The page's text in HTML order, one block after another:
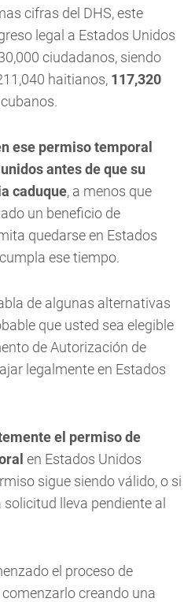
cifras del DHS, este
legal a Estados Unidos
ciudadanos, siendo
haitianos, 117,320
ese permiso temporal
antes de que su
caduque, a menos que
un beneficio de
quedarse en Estados
ese tiempo.
de algunas alternativas
que usted sea elegible
de Autorización de
legalmente en Estados
el permiso de
en Estados Unidos
sigue siendo válido, o si
lleva pendiente al
el proceso de
comenzarlo creando una